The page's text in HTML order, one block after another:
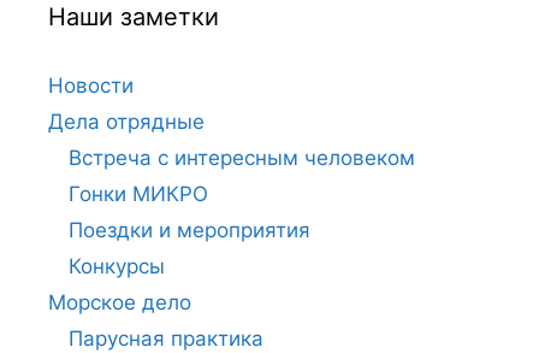
Наши заметки
Новости
Дела отрядные
Встреча с интересным человеком
Гонки МИКРО
Поездки и мероприятия
Конкурсы
Морское дело
Парусная практика